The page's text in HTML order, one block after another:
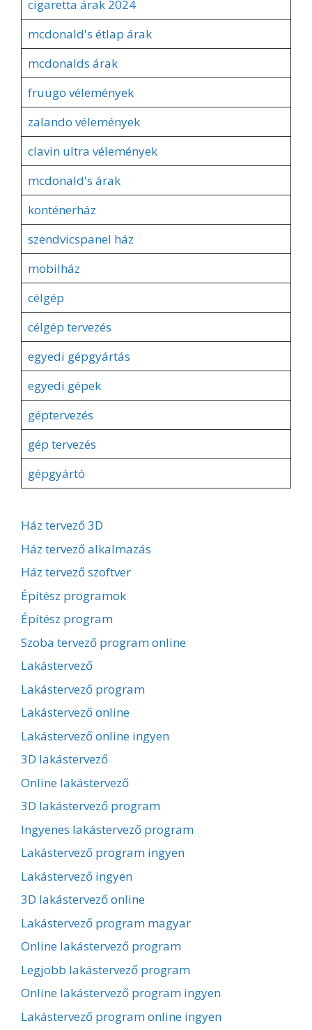
cigaretta árak 2024
mcdonald's étlap árak
mcdonalds árak
fruugo vélemények
zalando vélemények
clavin ultra vélemények
mcdonald's árak
konténerház
szendvicspanel ház
mobilház
célgép
célgép tervezés
egyedi gépgyártás
egyedi gépek
géptervezés
gép tervezés
gépgyártó
Ház tervező 3D
Ház tervező alkalmazás
Ház tervező szoftver
Építész programok
Építész program
Szoba tervező program online
Lakástervező
Lakástervező program
Lakástervező online
Lakástervező online ingyen
3D lakástervező
Online lakástervező
3D lakástervező program
Ingyenes lakástervező program
Lakástervező program ingyen
Lakástervező ingyen
3D lakástervező online
Lakástervező program magyar
Online lakástervező program
Legjobb lakástervező program
Online lakástervező program ingyen
Lakástervező program online ingyen